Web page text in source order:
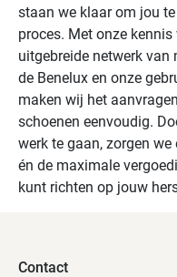
staan we klaar om jou
proces. Met onze
uitgebreide netwerk van
de Benelux en onze
maken wij het
schoenen eenvoudig.
werk te gaan, zorgen
én de maximale
kunt richten op jouw
Contact